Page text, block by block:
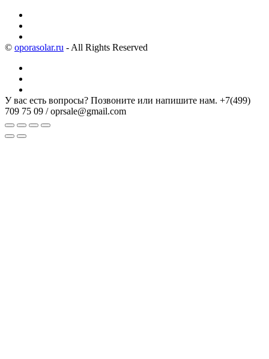
© oporasolar.ru - All Rights Reserved
У вас есть вопросы? Позвоните или напишите нам. +7(499)
709 75 09 / oprsale@gmail.com